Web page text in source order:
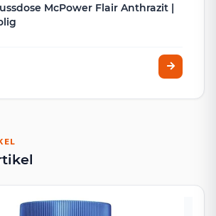
McPower Flair Anthrazit |